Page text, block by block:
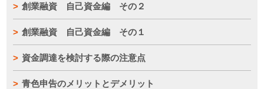
創業融資 自己資金編 その２
創業融資 自己資金編 その１
資金調達を検討する際の注意点
青色申告のメリットとデメリット